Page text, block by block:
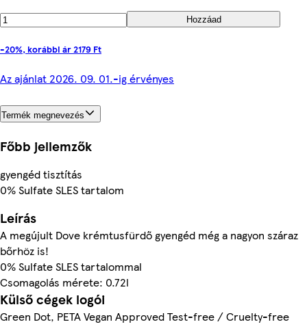
Hozzáad
-20%, korábbi ár 2179 Ft
Az ajánlat 2026. 09. 01.-ig érvényes
Termék megnevezés
Főbb jellemzők
gyengéd tisztítás
0% Sulfate SLES tartalom
Leírás
A megújult Dove krémtusfürdő gyengéd még a nagyon száraz
bőrhöz is!
0% Sulfate SLES tartalommal
Csomagolás mérete: 0.72l
Külső cégek logói
Green Dot, PETA Vegan Approved Test-free / Cruelty-free